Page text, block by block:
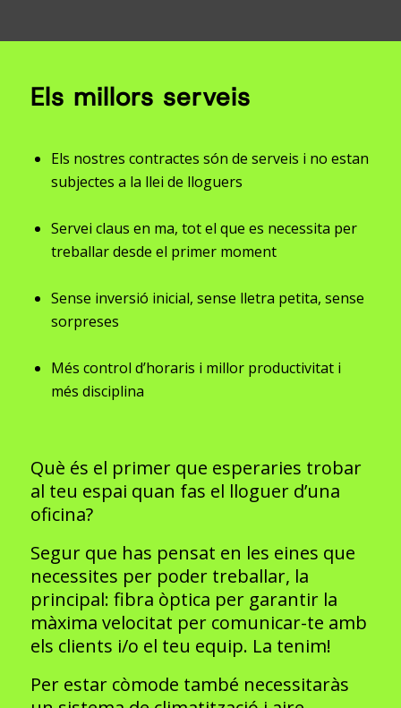
Els millors serveis
Els nostres contractes són de serveis i no estan
subjectes a la llei de lloguers
Servei claus en ma, tot el que es necessita per
treballar desde el primer moment
Sense inversió inicial, sense lletra petita, sense
sorpreses
Més control d’horaris i millor productivitat i
més disciplina
Què és el primer que esperaries trobar
al teu espai quan fas el lloguer d’una
oficina?
Segur que has pensat en les eines que
necessites per poder treballar, la
principal: fibra òptica per garantir la
màxima velocitat per comunicar-te amb
els clients i/o el teu equip. La tenim!
Per estar còmode també necessitaràs